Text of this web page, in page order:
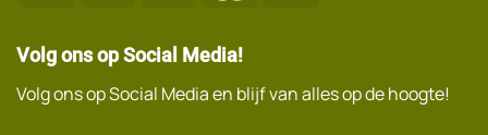
Volg ons op Social Media!
Volg ons op Social Media en blijf van alles op de hoogte!